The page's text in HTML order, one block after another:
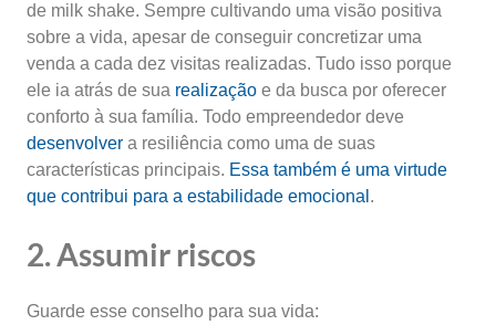
de milk shake. Sempre cultivando uma visão positiva
sobre a vida, apesar de conseguir concretizar uma
venda a cada dez visitas realizadas. Tudo isso porque
ele ia atrás de sua realização e da busca por oferecer
conforto à sua família. Todo empreendedor deve
desenvolver a resiliência como uma de suas
características principais. Essa também é uma virtude
que contribui para a estabilidade emocional .
2. Assumir riscos
Guarde esse conselho para sua vida: